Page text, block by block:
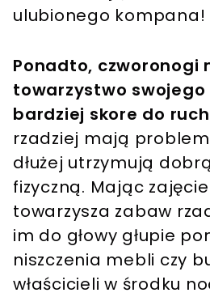
ulubionego kompana!
Ponadto, czworonogi
towarzystwo
bardziej skore do
rzadziej mają problem
dłużej utrzymują
fizyczną. Mając
towarzysza zabaw
im do głowy głupie
niszczenia mebli czy
właścicieli w środku